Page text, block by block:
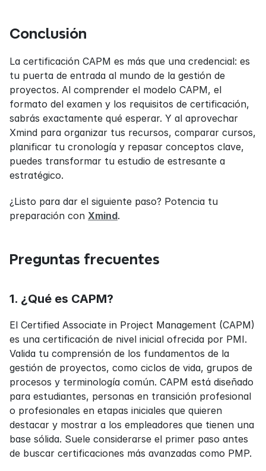
Conclusión
La certificación CAPM es más que una credencial: es
tu puerta de entrada al mundo de la gestión de
proyectos. Al comprender el modelo CAPM, el
formato del examen y los requisitos de certificación,
sabrás exactamente qué esperar. Y al aprovechar
Xmind para organizar tus recursos, comparar cursos,
planificar tu cronología y repasar conceptos clave,
puedes transformar tu estudio de estresante a
estratégico.
¿Listo para dar el siguiente paso? Potencia tu
preparación con Xmind.
Preguntas frecuentes
1. ¿Qué es CAPM?
El Certified Associate in Project Management (CAPM)
es una certificación de nivel inicial ofrecida por PMI.
Valida tu comprensión de los fundamentos de la
gestión de proyectos, como ciclos de vida, grupos de
procesos y terminología común. CAPM está diseñado
para estudiantes, personas en transición profesional
o profesionales en etapas iniciales que quieren
destacar y mostrar a los empleadores que tienen una
base sólida. Suele considerarse el primer paso antes
de buscar certificaciones más avanzadas como PMP.